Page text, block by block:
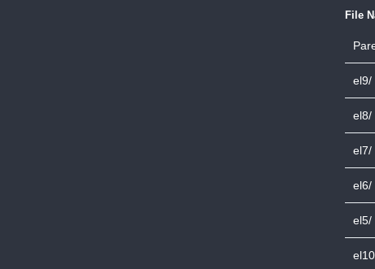
File
el9/
el8/
el7/
el6/
el5/